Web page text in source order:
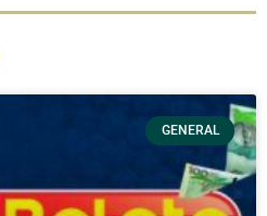
GENERAL